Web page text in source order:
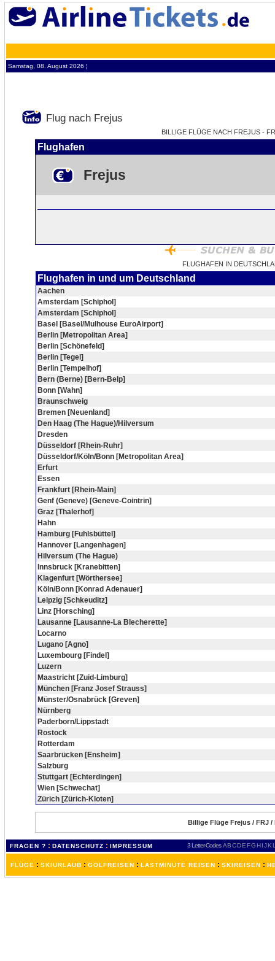
Samstag, 08. August 2026 ¦
Flug nach Frejus
BILLIGE FLÜGE NACH FREJUS -
Flughafen
Frejus
FLUGHAFEN IN
Flughafen in und um Deutschland
Aachen
Amsterdam [Schiphol]
Amsterdam [Schiphol]
Basel [Basel/Mulhouse EuroAirport]
Berlin [Metropolitan Area]
Berlin [Schönefeld]
Berlin [Tegel]
Berlin [Tempelhof]
Bern (Berne) [Bern-Belp]
Bonn [Wahn]
Braunschweig
Bremen [Neuenland]
Den Haag (The Hague)/Hilversum
Dresden
Düsseldorf [Rhein-Ruhr]
Düsseldorf/Köln/Bonn [Metropolitan Area]
Erfurt
Essen
Frankfurt [Rhein-Main]
Genf (Geneve) [Geneve-Cointrin]
Graz [Thalerhof]
Hahn
Hamburg [Fuhlsbüttel]
Hannover [Langenhagen]
Hilversum (The Hague)
Innsbruck [Kranebitten]
Klagenfurt [Wörthersee]
Köln/Bonn [Konrad Adenauer]
Leipzig [Schkeuditz]
Linz [Horsching]
Lausanne [Lausanne-La Blecherette]
Locarno
Lugano [Agno]
Luxembourg [Findel]
Luzern
Maastricht [Zuid-Limburg]
München [Franz Josef Strauss]
Münster/Osnabrück [Greven]
Nürnberg
Paderborn/Lippstadt
Rostock
Rotterdam
Saarbrücken [Ensheim]
Salzburg
Stuttgart [Echterdingen]
Wien [Schwechat]
Zürich [Zürich-Kloten]
Billige Flüge Frejus / FRJ
FRAGEN ? : DATENSCHUTZ : IMPRESSUM 3 Letter-Codes ABCDEFGH IJKL
FLÜGE : SKIURLAUB : GOLFREISEN : LASTMINUTE REISEN : SKIREISEN :